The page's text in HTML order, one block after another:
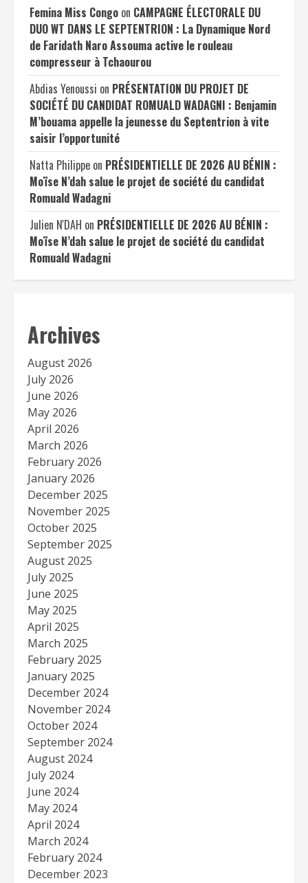
Femina Miss Congo on CAMPAGNE ÉLECTORALE DU
DUO WT DANS LE SEPTENTRION : La Dynamique Nord
de Faridath Naro Assouma active le rouleau
compresseur à Tchaourou
Abdias Yenoussi on PRÉSENTATION DU PROJET DE
SOCIÉTÉ DU CANDIDAT ROMUALD WADAGNI : Benjamin
M’bouama appelle la jeunesse du Septentrion à vite
saisir l’opportunité
Natta Philippe on PRÉSIDENTIELLE DE 2026 AU BÉNIN :
Moïse N’dah salue le projet de société du candidat
Romuald Wadagni
Julien N'DAH on PRÉSIDENTIELLE DE 2026 AU BÉNIN :
Moïse N’dah salue le projet de société du candidat
Romuald Wadagni
Archives
August 2026
July 2026
June 2026
May 2026
April 2026
March 2026
February 2026
January 2026
December 2025
November 2025
October 2025
September 2025
August 2025
July 2025
June 2025
May 2025
April 2025
March 2025
February 2025
January 2025
December 2024
November 2024
October 2024
September 2024
August 2024
July 2024
June 2024
May 2024
April 2024
March 2024
February 2024
December 2023